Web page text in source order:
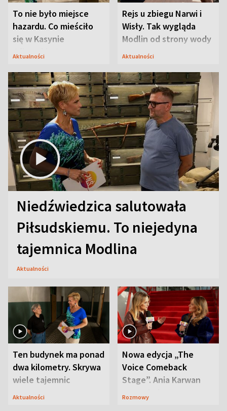
To nie było miejsce
hazardu. Co mieściło
się w Kasynie
Oficerskim?
Aktualności
Rejs u zbiegu Narwi i
Wisły. Tak wygląda
Modlin od strony wody
Aktualności
Niedźwiedzica salutowała
Piłsudskiemu. To niejedyna
tajemnica Modlina
Aktualności
Ten budynek ma ponad
dwa kilometry. Skrywa
wiele tajemnic
Aktualności
Nowa edycja „The
Voice Comeback
Stage”. Ania Karwan
zapowiada
Rozmowy